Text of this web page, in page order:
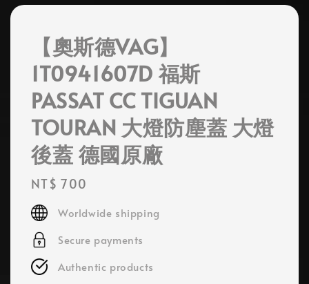
【奧斯德VAG】
1T0941607D 福斯
PASSAT CC TIGUAN
TOURAN 大燈防塵蓋 大燈
後蓋 德國原廠
Regular
price
NT$ 700
Worldwide shipping
Secure payments
Authentic products